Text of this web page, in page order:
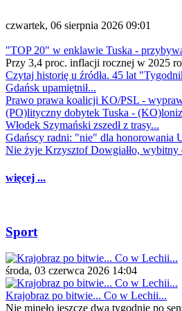
czwartek, 06 sierpnia 2026 09:01
"TOP 20" w enklawie Tuska -
Przy 3,4 proc. inflacji rocznej w 2025
Czytaj historię u źródła. 45 lat
Gdańsk upamiętnił...
Prawo prawa koalicji KO/PSL -
(PO)lityczny dobytek Tuska -
Włodek Szymański zszedł z trasy...
Gdańscy radni: "nie" dla honorowania
Nie żyje Krzysztof Dowgiałło,
więcej ...
Sport
środa, 03 czerwca 2026 14:04
Krajobraz po bitwie... Co w Lechii...
Nie minęło jeszcze dwa tygodnie po